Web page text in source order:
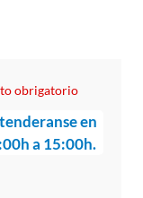
obrigatorio
en
a 15:00h.